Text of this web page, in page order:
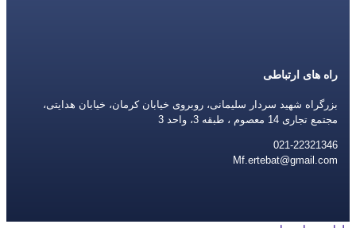
راه های ارتباطی
بزرگراه شهید سردار سلیمانی، روبروی خیابان کرمان، خیابان هدایتی،
مجتمع تجاری 14 معصوم ، طبقه 3، واحد 3
021-22321346
Mf.ertebat@gmail.com